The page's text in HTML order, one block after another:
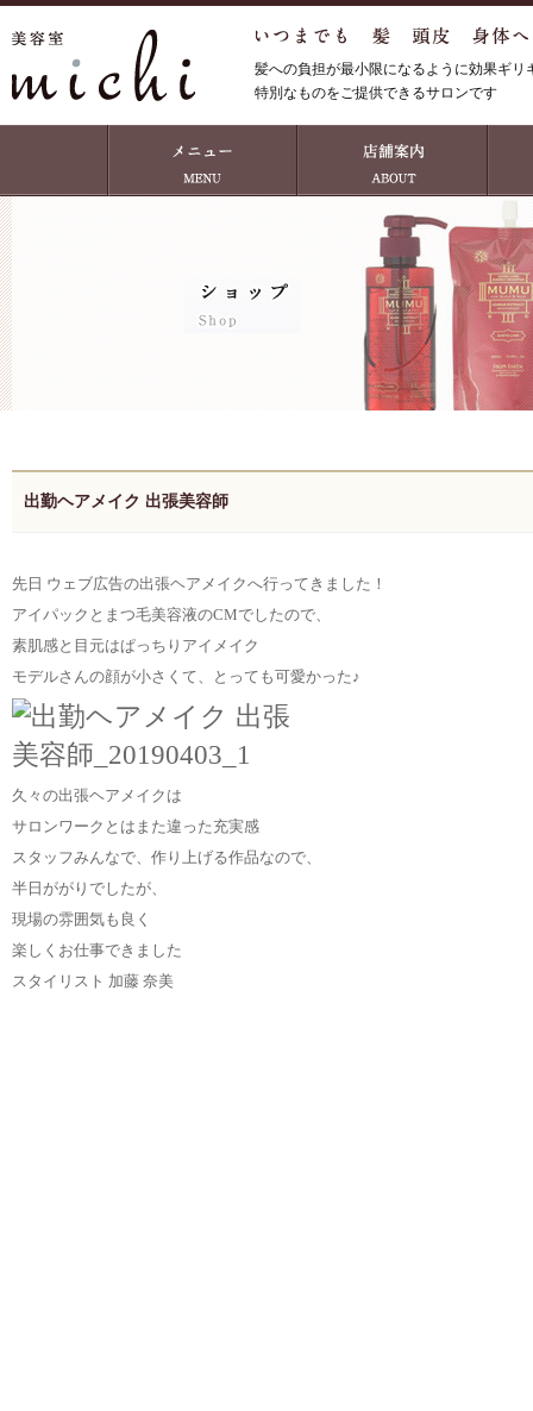
髪への負担が最小限になるように効果ギ
特別なものをご提供できるサロンです
出勤ヘアメイク 出張美容師
先日 ウェブ広告の出張ヘアメイクへ行ってきました！
アイパックとまつ毛美容液のCMでしたので、
素肌感と目元はぱっちりアイメイク
モデルさんの顔が小さくて、とっても可愛かった♪
久々の出張ヘアメイクは
サロンワークとはまた違った充実感
スタッフみんなで、作り上げる作品なので、
半日ががりでしたが、
現場の雰囲気も良く
楽しくお仕事できました
スタイリスト 加藤 奈美